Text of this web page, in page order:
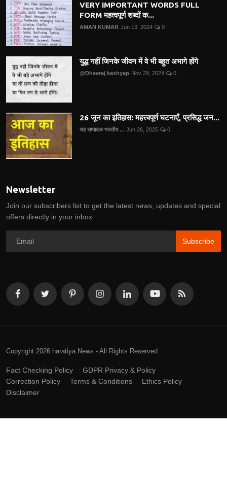
VERY IMPORTANT WORDS FULL
FORM महत्वपूर्ण शब्दों क...
AMAN KUMAR Jun 13, 2024 0
युद्ध नहीं जिनके जीवन में वे भी बहुत अभागे होंगे
@Dheeraj kashyap Nov 29, 2024 0
26 जून का इतिहास: महत्त्वपूर्ण घटनाएँ, प्रसिद्ध जन...
सह सम्पादक भारतीय ... Jun 26, 2025 0
Newsletter
Join our subscribers list to get the latest news, updates and special
offers directly in your inbox
Subscribe
Copyright 2026 haratiya.News - All Rights Reserved.
Fact Checking Policy
GDPR Privacy & Policy
Correction Policy
Terms & Conditions
Ethics Policy
Disclaimer